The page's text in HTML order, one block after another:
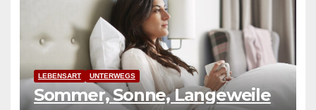
LEBENSART UNTERWEGS
Sommer, Sonne, Langeweile